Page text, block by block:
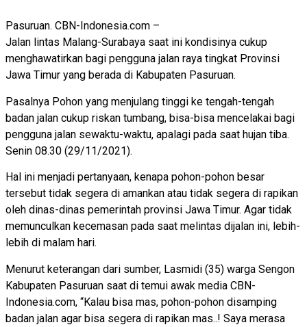
Pasuruan. CBN-Indonesia.com –
Jalan lintas Malang-Surabaya saat ini kondisinya cukup
menghawatirkan bagi pengguna jalan raya tingkat Provinsi
Jawa Timur yang berada di Kabupaten Pasuruan.
Pasalnya Pohon yang menjulang tinggi ke tengah-tengah
badan jalan cukup riskan tumbang, bisa-bisa mencelakai bagi
pengguna jalan sewaktu-waktu, apalagi pada saat hujan tiba.
Senin 08.30 (29/11/2021).
Hal ini menjadi pertanyaan, kenapa pohon-pohon besar
tersebut tidak segera di amankan atau tidak segera di rapikan
oleh dinas-dinas pemerintah provinsi Jawa Timur. Agar tidak
memunculkan kecemasan pada saat melintas dijalan ini, lebih-
lebih di malam hari.
Menurut keterangan dari sumber, Lasmidi (35) warga Sengon
Kabupaten Pasuruan saat di temui awak media CBN-
Indonesia.com, “Kalau bisa mas, pohon-pohon disamping
badan jalan agar bisa segera di rapikan mas..! Saya merasa